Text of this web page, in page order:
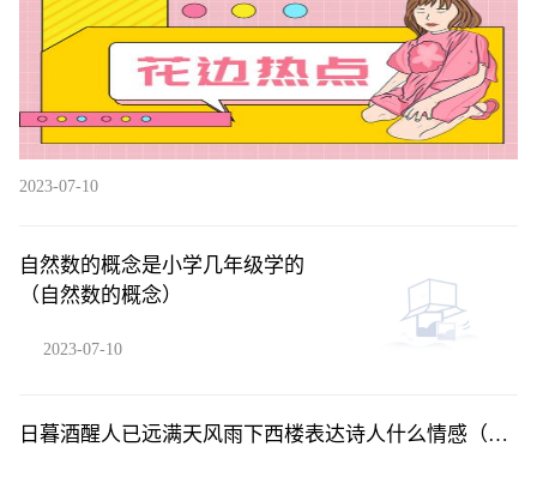
2023-07-10
自然数的概念是小学几年级学的
（自然数的概念）
2023-07-10
日暮酒醒人已远满天风雨下西楼表达诗人什么情感（日